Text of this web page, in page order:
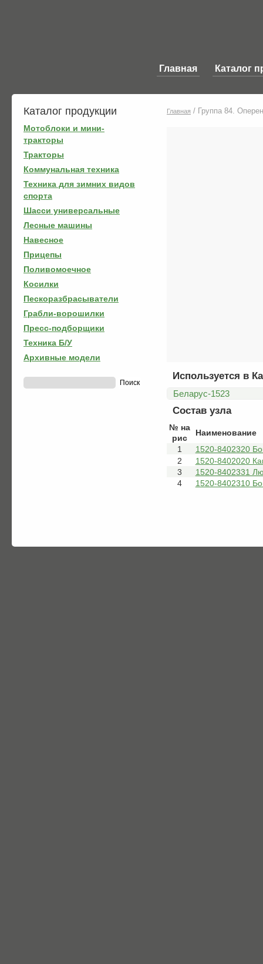
Главная Каталог
Каталог продукции
Мотоблоки и мини-
тракторы
Тракторы
Коммунальная техника
Техника для зимних видов
спорта
Шасси универсальные
Лесные машины
Навесное
Прицепы
Поливомоечное
Косилки
Пескоразбрасыватели
Грабли-ворошилки
Пресс-подборщики
Техника Б/У
Архивные модели
Главная / Группа 84.
Используется в
Беларус-1523
Состав узла
№ на
рис
Наименование
1
1520-8402320
2
1520-8402020
3
1520-8402331
4
1520-8402310